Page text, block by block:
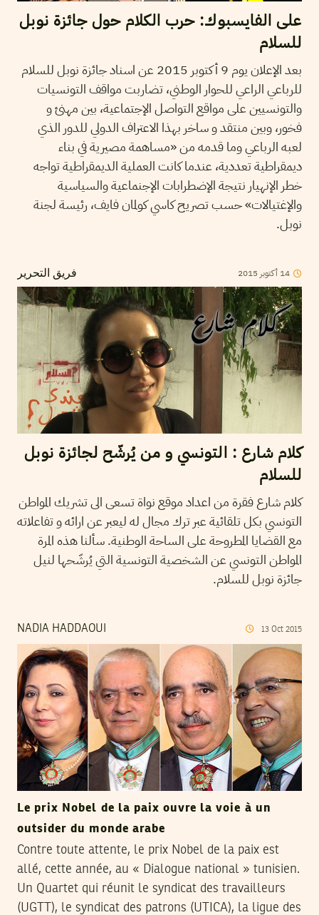
على الفايسبوك: حرب الكلام حول جائزة نوبل
للسلام
بعد الإعلان يوم 9 أكتوبر 2015 عن اسناد جائزة نوبل للسلام
للرباعي الراعي للحوار الوطني، تضاربت مواقف التونسيات
والتونسيين على مواقع التواصل الإجتماعية، بين مهنئ و
فخور، وبين منتقد و ساخر بهذا الاعتراف الدولي للدور الذي
لعبه الرباعي وما قدمه من «مساهمة مصيرية في بناء
ديمقراطية تعددية، عندما كانت العملية الديمقراطية تواجه
خطر الإنهيار نتيجة الإضطرابات الإجنماعية والسياسية
والإغتيالات» حسب تصريح كاسي كولمان فايف، رئيسة لجنة
نوبل.
فريق التحرير 14 أكتوبر 2015
كلام شارع : التونسي و من يُرشّح لجائزة نوبل
للسلام
كلام شارع فقرة من اعداد موقع نواة تسعى الى تشريك المواطن
التونسي بكل تلقائية عبر ترك مجال له ليعبر عن ارائه و تفاعلاته
مع القضايا المطروحة على الساحة الوطنية. سألنا هذه المرة
المواطن التونسي عن الشخصية التونسية التي يُرشّحها لنيل
جائزة نوبل للسلام.
NADIA HADDAOUI 13 Oct 2015
Le prix Nobel de la paix ouvre la voie à un
outsider du monde arabe
Contre toute attente, le prix Nobel de la paix est
allé, cette année, au « Dialogue national » tunisien.
Un Quartet qui réunit le syndicat des travailleurs
(UGTT), le syndicat des patrons (UTICA), la ligue des